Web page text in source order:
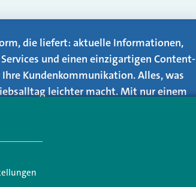
die liefert: aktuelle Informationen,
und einen einzigartigen Content-
Kundenkommunikation. Alles, was
leichter macht. Mit nur einem